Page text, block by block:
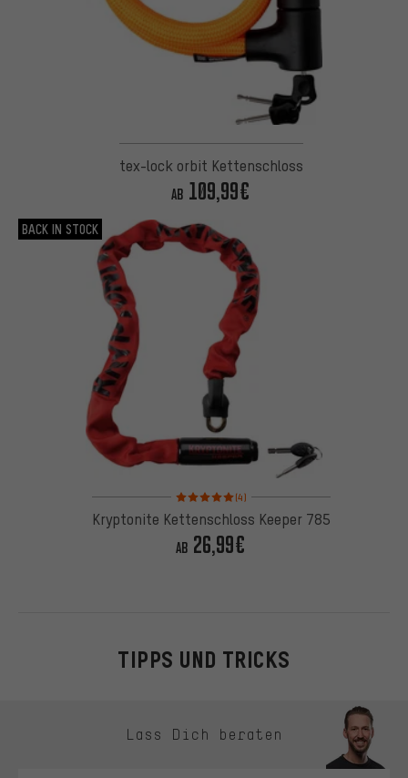
tex-lock orbit Kettenschloss
AB 109,99€
BACK IN STOCK
Bewertungen: 5 von 5 basierend auf 4
(4)
Kryptonite Kettenschloss Keeper 785
AB 26,99€
TIPPS UND TRICKS
Lass Dich beraten